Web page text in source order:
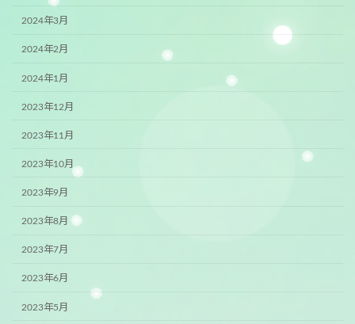
2024年3月
2024年2月
2024年1月
2023年12月
2023年11月
2023年10月
2023年9月
2023年8月
2023年7月
2023年6月
2023年5月